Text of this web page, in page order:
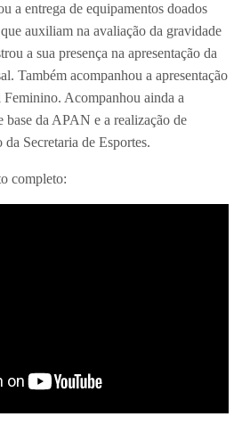
a entrega de equipamentos doados
auxiliam na avaliação da gravidade
a sua presença na apresentação da
Também acompanhou a apresentação
Feminino. Acompanhou ainda a
base da APAN e a realização de
Secretaria de Esportes.
completo: